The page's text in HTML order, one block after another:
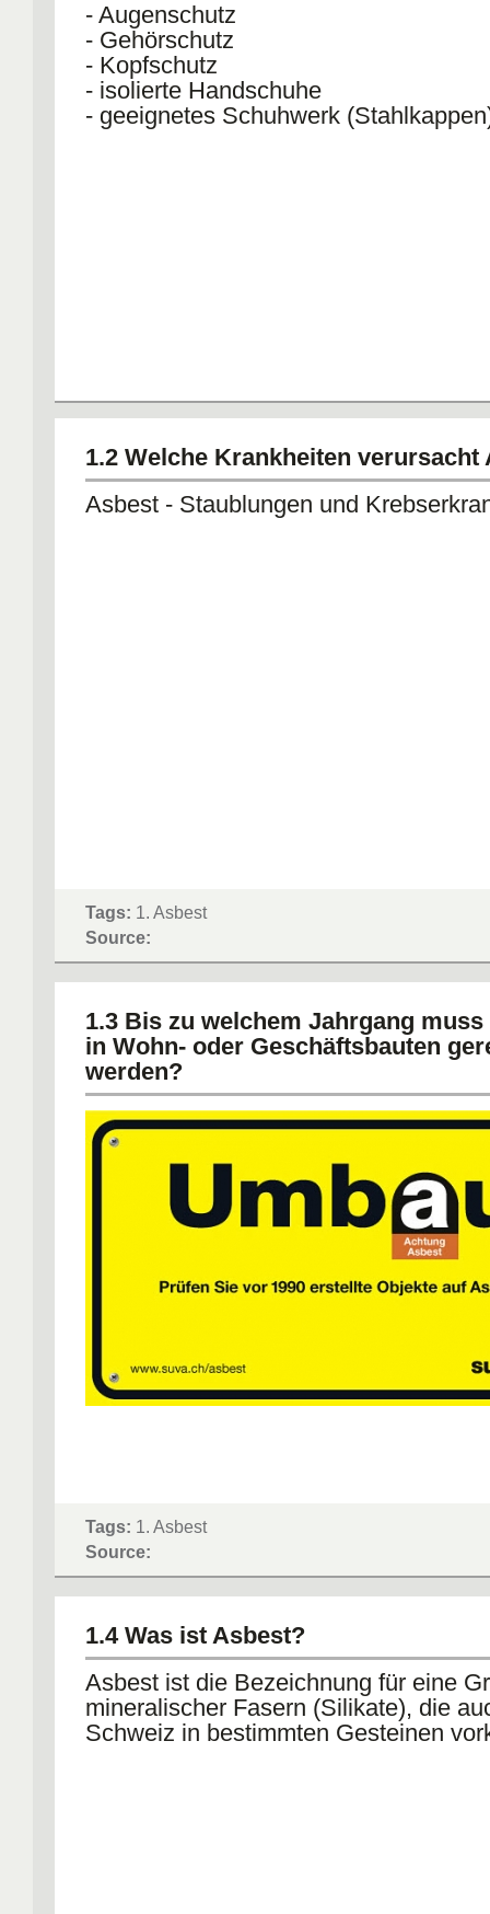
- Augenschutz
- Gehörschutz
- Kopfschutz
- isolierte Handschuhe
- geeignetes Schuhwerk
1.2 Welche Krankheiten verursacht
Asbest - Staublungen und
Tags: 1. Asbest
Source:
1.3 Bis zu welchem Jahrgang
in Wohn- oder Geschäftsbauten
werden?
Tags: 1. Asbest
Source:
1.4 Was ist Asbest?
Asbest ist die Bezeichnung für eine
mineralischer Fasern (Silikate), die
Schweiz in bestimmten Gesteinen